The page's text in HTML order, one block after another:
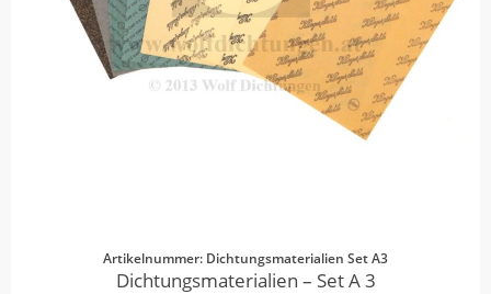
Artikelnummer: Dichtungsmaterialien Set A3
Dichtungsmaterialien – Set A 3